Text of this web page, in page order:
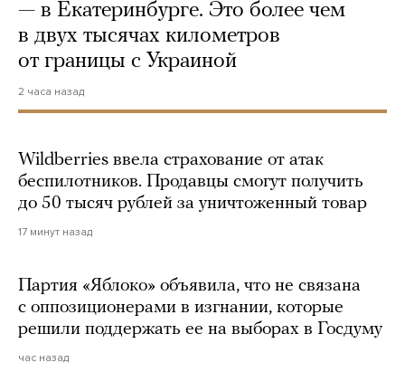
— в Екатеринбурге. Это более чем
в двух тысячах километров
от границы с Украиной
2 часа назад
Wildberries ввела страхование от атак
беспилотников. Продавцы смогут получить
до 50 тысяч рублей за уничтоженный товар
17 минут назад
Партия «Яблоко» объявила, что не связана
с оппозиционерами в изгнании, которые
решили поддержать ее на выборах в Госдуму
час назад